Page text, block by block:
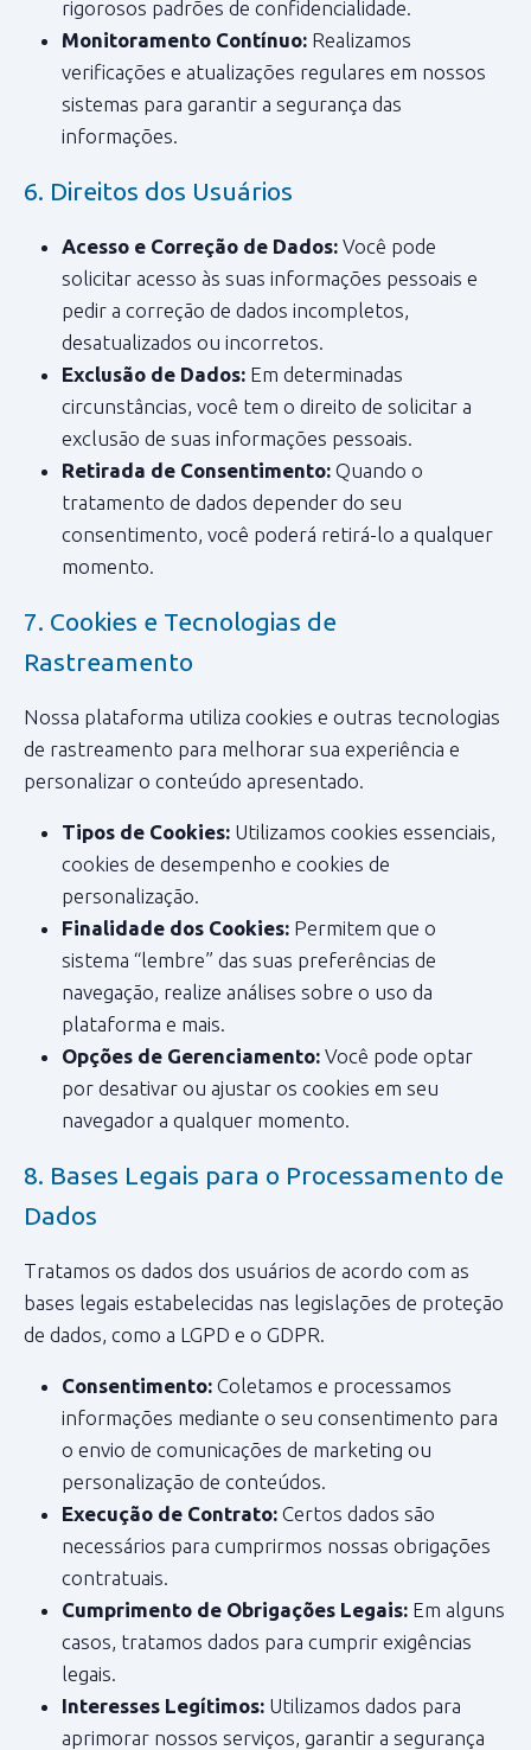
rigorosos padrões de confidencialidade.
Monitoramento Contínuo: Realizamos
verificações e atualizações regulares em nossos
sistemas para garantir a segurança das
informações.
6. Direitos dos Usuários
Acesso e Correção de Dados: Você pode
solicitar acesso às suas informações pessoais e
pedir a correção de dados incompletos,
desatualizados ou incorretos.
Exclusão de Dados: Em determinadas
circunstâncias, você tem o direito de solicitar a
exclusão de suas informações pessoais.
Retirada de Consentimento: Quando o
tratamento de dados depender do seu
consentimento, você poderá retirá-lo a qualquer
momento.
7. Cookies e Tecnologias de
Rastreamento
Nossa plataforma utiliza cookies e outras tecnologias
de rastreamento para melhorar sua experiência e
personalizar o conteúdo apresentado.
Tipos de Cookies: Utilizamos cookies essenciais,
cookies de desempenho e cookies de
personalização.
Finalidade dos Cookies: Permitem que o
sistema “lembre” das suas preferências de
navegação, realize análises sobre o uso da
plataforma e mais.
Opções de Gerenciamento: Você pode optar
por desativar ou ajustar os cookies em seu
navegador a qualquer momento.
8. Bases Legais para o Processamento de
Dados
Tratamos os dados dos usuários de acordo com as
bases legais estabelecidas nas legislações de proteção
de dados, como a LGPD e o GDPR.
Consentimento: Coletamos e processamos
informações mediante o seu consentimento para
o envio de comunicações de marketing ou
personalização de conteúdos.
Execução de Contrato: Certos dados são
necessários para cumprirmos nossas obrigações
contratuais.
Cumprimento de Obrigações Legais: Em alguns
casos, tratamos dados para cumprir exigências
legais.
Interesses Legítimos: Utilizamos dados para
aprimorar nossos serviços, garantir a segurança